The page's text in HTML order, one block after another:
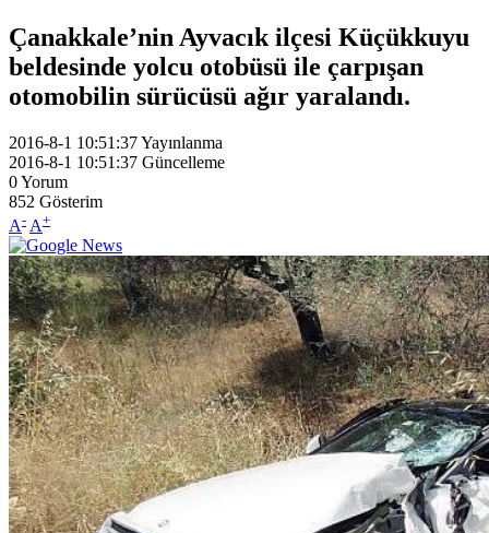
Çanakkale’nin Ayvacık ilçesi Küçükkuyu
beldesinde yolcu otobüsü ile çarpışan
otomobilin sürücüsü ağır yaralandı.
2016-8-1 10:51:37Yayınlanma
2016-8-1 10:51:37 Güncelleme
0Yorum
852 Gösterim
A- A+